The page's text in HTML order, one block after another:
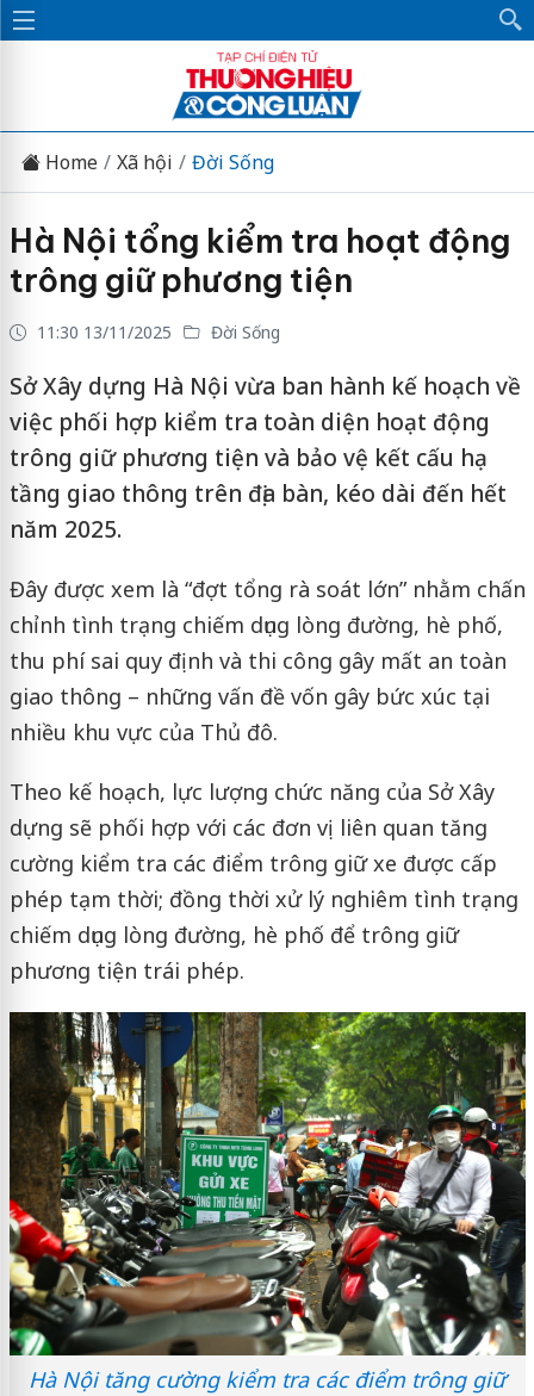
Home Xã hội Đời Sống
Hà Nội tổng kiểm tra hoạt động
trông giữ phương tiện
11:30 13/11/2025 Đời Sống
Sở Xây dựng Hà Nội vừa ban hành kế hoạch về
việc phối hợp kiểm tra toàn diện hoạt động
trông giữ phương tiện và bảo vệ kết cấu hạ
tầng giao thông trên địa bàn, kéo dài đến hết
năm 2025.
Đây được xem là “đợt tổng rà soát lớn” nhằm chấn
chỉnh tình trạng chiếm dụng lòng đường, hè phố,
thu phí sai quy định và thi công gây mất an toàn
giao thông – những vấn đề vốn gây bức xúc tại
nhiều khu vực của Thủ đô.
Theo kế hoạch, lực lượng chức năng của Sở Xây
dựng sẽ phối hợp với các đơn vị liên quan tăng
cường kiểm tra các điểm trông giữ xe được cấp
phép tạm thời; đồng thời xử lý nghiêm tình trạng
chiếm dụng lòng đường, hè phố để trông giữ
phương tiện trái phép.
Hà Nội tăng cường kiểm tra các điểm trông giữ